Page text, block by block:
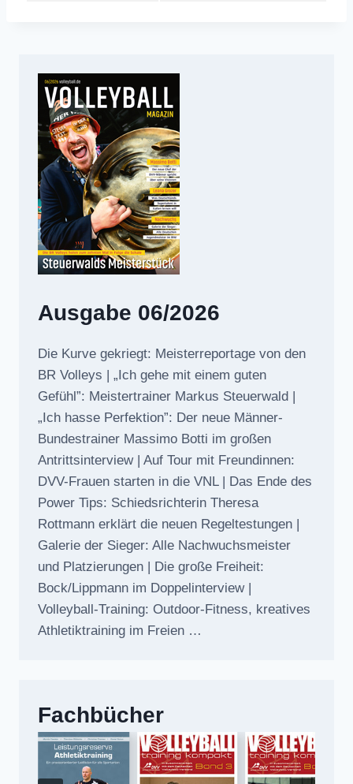
Ausgabe 06/2026
Die Kurve gekriegt: Meisterreportage von den
BR Volleys | „Ich gehe mit einem guten
Gefühl”: Meistertrainer Markus Steuerwald |
„Ich hasse Perfektion”: Der neue Männer-
Bundestrainer Massimo Botti im großen
Antrittsinterview | Auf Tour mit Freundinnen:
DVV-Frauen starten in die VNL | Das Ende des
Power Tips: Schiedsrichterin Theresa
Rottmann erklärt die neuen Regeltestungen |
Galerie der Sieger: Alle Nachwuchsmeister
und Platzierungen | Die große Freiheit:
Bock/Lippmann im Doppelinterview |
Volleyball-Training: Outdoor-Fitness, kreatives
Athletiktraining im Freien …
Fachbücher